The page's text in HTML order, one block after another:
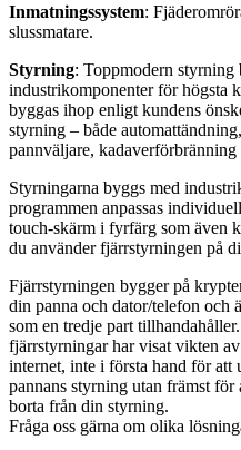
Inmatningssystem:
slussmatare.
Styrning: Toppmodern styrning
industrikomponenter för högsta
byggas ihop enligt kundens
styrning – både
pannväljare, kadaverförbränning
Styrningarna byggs med
programmen anpassas
touch-skärm i fyrfärg som även
du använder fjärrstyrningen på
Fjärrstyrningen bygger på
din panna och dator/telefon och
som en tredje part
fjärrstyrningar har visat vikten
internet, inte i första hand för att
pannans styrning utan främst
borta från din styrning.
Fråga oss gärna om olika